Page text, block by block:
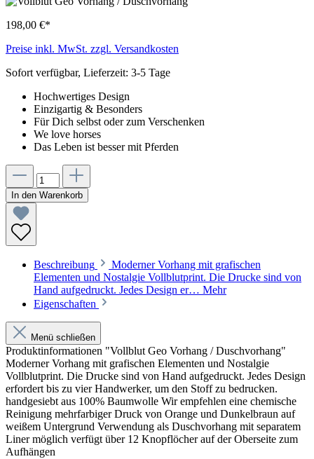
198,00 €*
Preise inkl. MwSt. zzgl. Versandkosten
Sofort verfügbar, Lieferzeit: 3-5 Tage
Hochwertiges Design
Einzigartig & Besonders
Für Dich selbst oder zum Verschenken
We love horses
Das Leben ist besser mit Pferden
In den Warenkorb
Beschreibung
Moderner Vorhang mit grafischen
Elementen und Nostalgie Vollblutprint. Die Drucke sind von
Hand aufgedruckt. Jedes Design er… Mehr
Eigenschaften
Menü schließen
Produktinformationen "Vollblut Geo Vorhang / Duschvorhang"
Moderner Vorhang mit grafischen Elementen und Nostalgie
Vollblutprint. Die Drucke sind von Hand aufgedruckt. Jedes Design
erfordert bis zu vier Handwerker, um den Stoff zu bedrucken.
handgesiebt aus 100% Baumwolle Wir empfehlen eine chemische
Reinigung mehrfarbiger Druck von Orange und Dunkelbraun auf
weißem Untergrund Verwendung als Duschvorhang mit separatem
Liner möglich verfügt über 12 Knopflöcher auf der Oberseite zum
Aufhängen